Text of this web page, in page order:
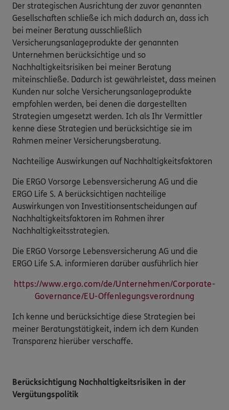
Der strategischen Ausrichtung der zuvor genannten
Gesellschaften schließe ich mich dadurch an, dass ich
bei meiner Beratung ausschließlich
Versicherungsanlageprodukte der genannten
Unternehmen berücksichtige und so
Nachhaltigkeitsrisiken bei meiner Beratung
miteinschließe. Dadurch ist gewährleistet, dass meinen
Kunden nur solche Versicherungsanlageprodukte
empfohlen werden, bei denen die dargestellten
Strategien umgesetzt werden. Ich als Ihr Vermittler
kenne diese Strategien und berücksichtige sie im
Rahmen meiner Versicherungsberatung.
Nachteilige Auswirkungen auf Nachhaltigkeitsfaktoren
Die ERGO Vorsorge Lebensversicherung AG und die
ERGO Life S. A berücksichtigen nachteilige
Auswirkungen von Investitionsentscheidungen auf
Nachhaltigkeitsfaktoren im Rahmen ihrer
Nachhaltigkeitsstrategien.
Die ERGO Vorsorge Lebensversicherung AG und die
ERGO Life S.A. informieren darüber ausführlich hier
https://www.ergo.com/de/Unternehmen/Corporate-
Governance/EU-Offenlegungsverordnung
Ich kenne und berücksichtige diese Strategien bei
meiner Beratungstätigkeit, indem ich dem Kunden
Transparenz hierüber verschaffe.
Berücksichtigung Nachhaltigkeitsrisiken in der
Vergütungspolitik